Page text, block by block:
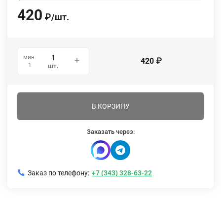
420 ₽/шт.
мин.
1
шт. 420 ₽
В КОРЗИНУ
Заказать через:
Заказ по телефону: +7 (343) 328-63-22